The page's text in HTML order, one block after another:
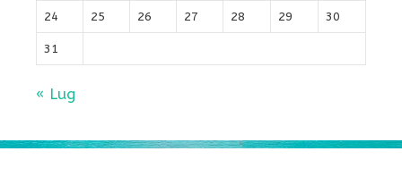
24 25 26 27 28 29 30
31
« Lug